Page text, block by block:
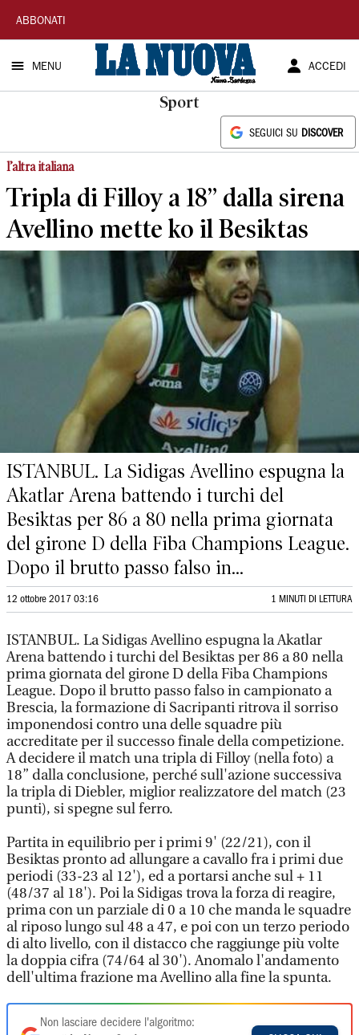
La
Nuova
Sardegna
ABBONATI
MENU ACCEDI
Sport
SEGUICI SU DISCOVER
l’altra italiana
Tripla di Filloy a 18” dalla sirena
Avellino mette ko il Besiktas
ISTANBUL. La Sidigas Avellino espugna la
Akatlar Arena battendo i turchi del
Besiktas per 86 a 80 nella prima giornata
del girone D della Fiba Champions League.
Dopo il brutto passo falso in...
12 ottobre 2017 03:16 1 MINUTI DI LETTURA
ISTANBUL. La Sidigas Avellino espugna la Akatlar
Arena battendo i turchi del Besiktas per 86 a 80 nella
prima giornata del girone D della Fiba Champions
League. Dopo il brutto passo falso in campionato a
Brescia, la formazione di Sacripanti ritrova il sorriso
imponendosi contro una delle squadre più
accreditate per il successo finale della competizione.
A decidere il match una tripla di Filloy (nella foto) a
18” dalla conclusione, perché sull'azione successiva
la tripla di Diebler, miglior realizzatore del match (23
punti), si spegne sul ferro.
Partita in equilibrio per i primi 9' (22/21), con il
Besiktas pronto ad allungare a cavallo fra i primi due
periodi (33-23 al 12'), ed a portarsi anche sul + 11
(48/37 al 18'). Poi la Sidigas trova la forza di reagire,
prima con un parziale di 0 a 10 che manda le squadre
al riposo lungo sul 48 a 47, e poi con un terzo periodo
di alto livello, con il distacco che raggiunge più volte
la doppia cifra (74/64 al 30'). Anomalo l'andamento
dell'ultima frazione ma Avellino alla fine la spunta.
Non lasciare decidere l'algoritmo: